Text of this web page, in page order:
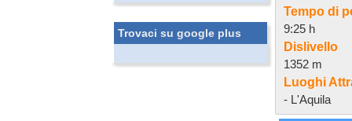
Trovaci su google plus
Tempo di
9:25 h
Dislivello
1352 m
Luoghi
- L'Aquila